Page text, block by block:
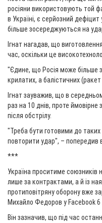
росіяни використовують той
в Україні, є серйозний
більше зосереджуються на
Ігнат нагадав, що
час, оскільки це
"Єдине, що Росія може більше
крилатих, а балістичних
Ігнат зауважив, що в
раз на 10 днів, проте
після обстрілу.
"Треба бути готовими до
повторити удар", – попередив
***
Україна проситиме
лише за контрактами, а й із
протиповітряну оборону вже
Михайло Федоров у Facebook 6
Він зазначив, що під час